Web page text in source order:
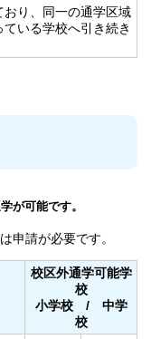
おり、同一の通学区域
いる学校へ引き続き
が可能です。
申請が必要です。
校区外通学可能学
校
小学校 / 中学
校